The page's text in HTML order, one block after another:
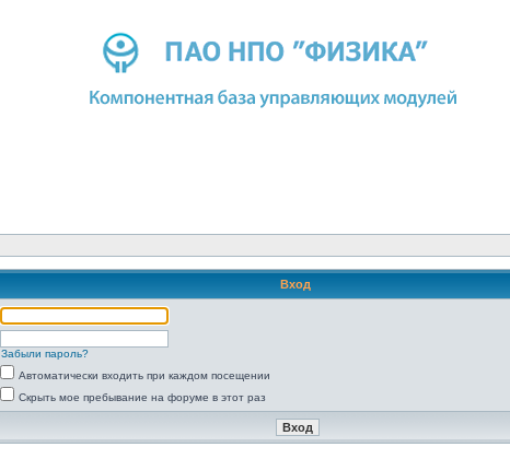
Вход
Забыли пароль?
Автоматически входить при каждом посещении
Скрыть мое пребывание на форуме в этот раз